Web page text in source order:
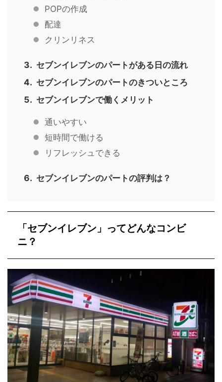
POPの作成
配達
クリンリネス
セブンイレブンのパートがある日の流れ
セブンイレブンのパートのきついところ
セブンイレブンで働くメリット
通いやすい
短時間で働ける
リフレッシュできる
セブンイレブンのパートの評判は？
「セブンイレブン」ってどんなコンビ
ニ？